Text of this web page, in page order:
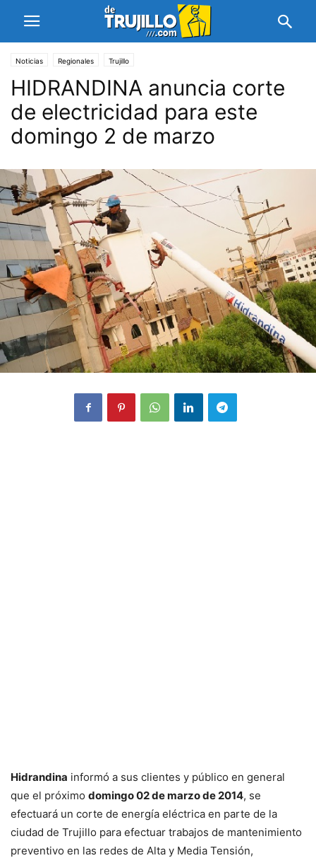
Noticias Regionales Trujillo
HIDRANDINA anuncia corte
de electricidad para este
domingo 2 de marzo
Hidrandina informó a sus clientes y público en general
que el próximo domingo 02 de marzo de 2014, se
efectuará un corte de energía eléctrica en parte de la
ciudad de Trujillo para efectuar trabajos de mantenimiento
preventivo en las redes de Alta y Media Tensión,